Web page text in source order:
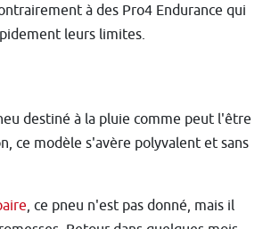
à des Pro4 Endurance qui
leurs limites.
destiné à la pluie comme peut l'être
ce modèle s'avère polyvalent et sans
, ce pneu n'est pas donné, mais il